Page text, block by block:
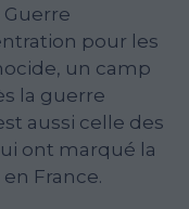
pour les
un camp
la guerre
aussi celle des
ont marqué la
France.